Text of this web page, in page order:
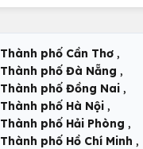
Thành phố Cần Thơ ,
Thành phố Đà Nẵng ,
Thành phố Đồng Nai ,
Thành phố Hà Nội ,
Thành phố Hải Phòng ,
Thành phố Hồ Chí Minh ,